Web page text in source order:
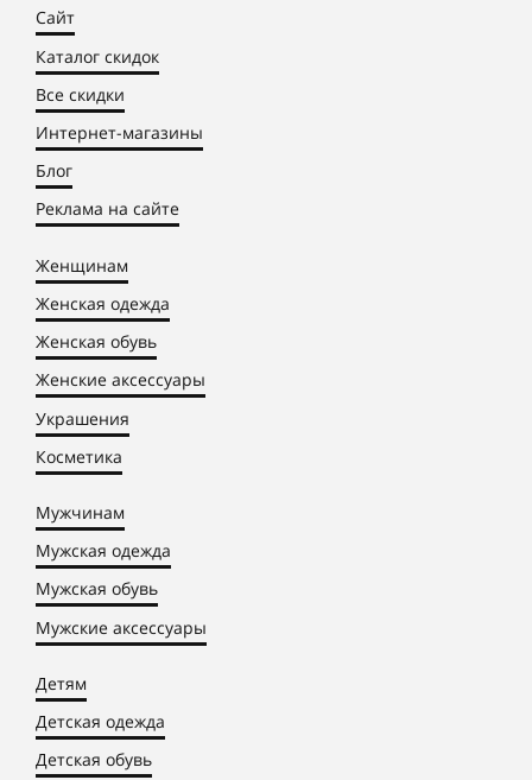
Сайт
Каталог скидок
Все скидки
Интернет-магазины
Блог
Реклама на сайте
Женщинам
Женская одежда
Женская обувь
Женские аксессуары
Украшения
Косметика
Мужчинам
Мужская одежда
Мужская обувь
Мужские аксессуары
Детям
Детская одежда
Детская обувь